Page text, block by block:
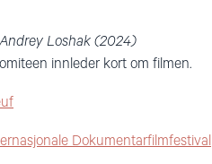
Loshak (2024)
innleder kort om filmen.
Dokumentarfilmfestival